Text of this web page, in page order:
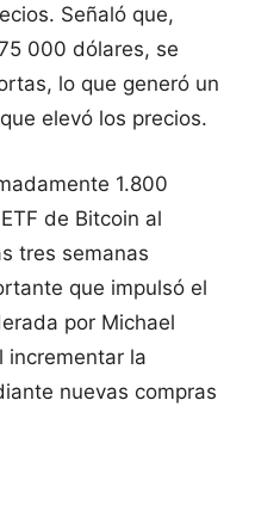
Señaló que,
000 dólares, se
lo que generó un
elevó los precios.
1.800
de Bitcoin al
tres semanas
que impulsó el
por Michael
incrementar la
nuevas compras